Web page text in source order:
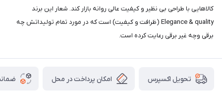
کالاهایی با طراحی بی نظیر و کیفیت عالی روانه بازار کند. شعار این برند
Elegance & quality (ظرافت و کیفیت) است که در مورد تمام تولیداتش چه
برقی وچه غیر برقی رعایت کرده است.
تحویل اکسپرس امکان پرداخت در محل